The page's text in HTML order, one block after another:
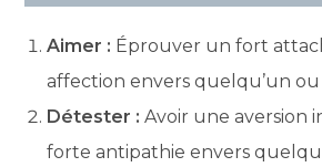
Aimer : Éprouver un fort
affection envers quelqu’un
Détester : Avoir une aversion
forte antipathie envers